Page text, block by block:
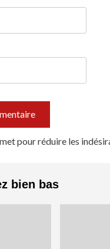
pour réduire les
bien bas